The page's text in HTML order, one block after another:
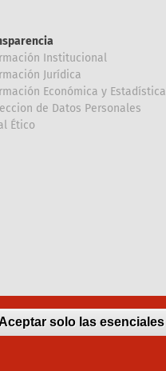
Institucional
Jurídica
Económica y Estadística
de Datos Personales
Ético
solo las esenciales